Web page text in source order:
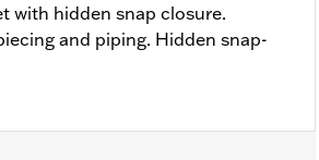
with hidden snap closure.
and piping. Hidden snap-